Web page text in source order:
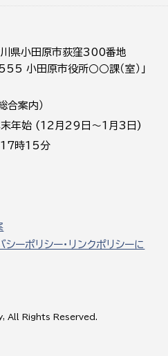
小田原市荻窪300番地
小田原市役所○○課（室）」
案内）
末年始 (12月29日～1月3日)
時15分
ーポリシー・リンクポリシーに
All Rights Reserved.